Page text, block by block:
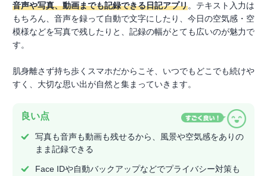
音声や写真、動画までも記録できる日記アプリ。テキスト入力は
もちろん、音声を録って自動で文字にしたり、今日の空気感・空
模様などを写真で残したりと、記録の幅がとても広いのが魅力で
す。
肌身離さず持ち歩くスマホだからこそ、いつでもどこでも続けや
すく、大切な思い出が自然と集まっていきます。
良い点
写真も音声も動画も残せるから、風景や空気感をありの
まま記録できる
Face IDや自動バックアップなどでプライバシー対策も